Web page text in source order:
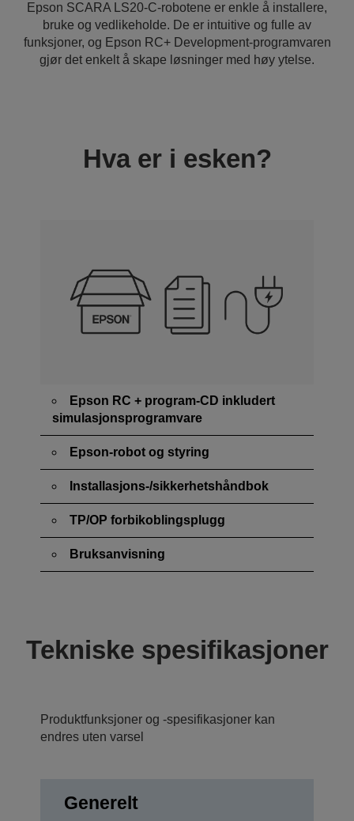
Epson SCARA LS20-C-robotene er enkle å installere,
bruke og vedlikeholde. De er intuitive og fulle av
funksjoner, og Epson RC+ Development-programvaren
gjør det enkelt å skape løsninger med høy ytelse.
Hva er i esken?
Epson RC + program-CD inkludert
simulasjonsprogramvare
Epson-robot og styring
Installasjons-/sikkerhetshåndbok
TP/OP forbikoblingsplugg
Bruksanvisning
Tekniske spesifikasjoner
Produktfunksjoner og -spesifikasjoner kan
endres uten varsel
Generelt